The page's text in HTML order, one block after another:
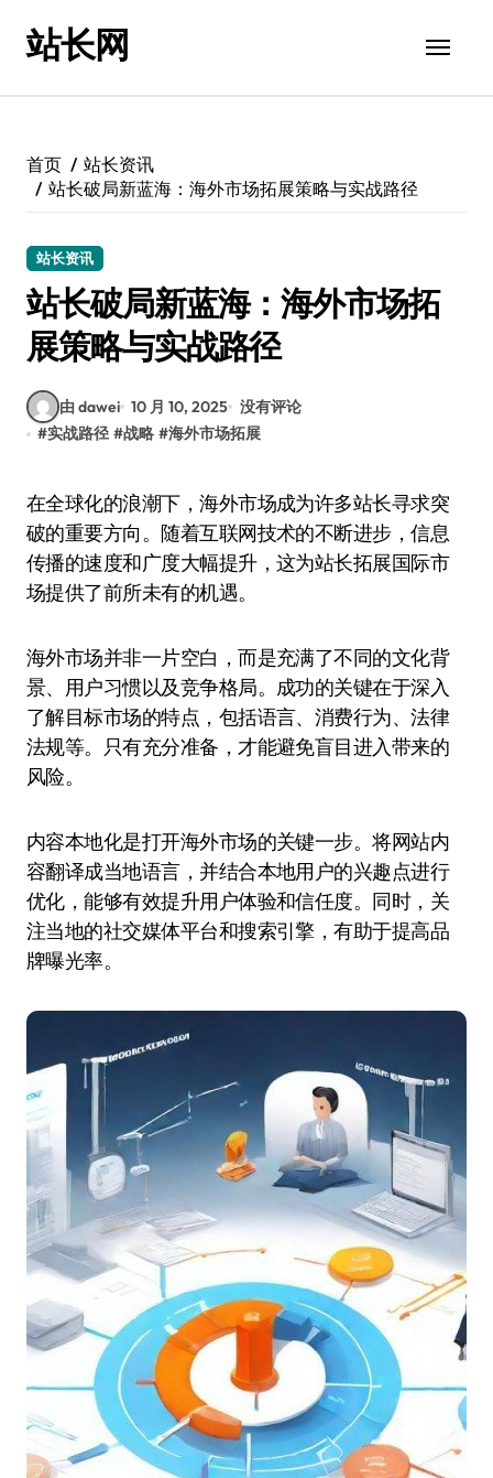
站长网
首页
站长资讯
站长破局新蓝海：海外市场拓展策略与实战路径
站长资讯
站长破局新蓝海：海外市场拓
展策略与实战路径
由 dawei 10 月 10, 2025 没有评论
#实战路径 #战略 #海外市场拓展
在全球化的浪潮下，海外市场成为许多站长寻求突
破的重要方向。随着互联网技术的不断进步，信息
传播的速度和广度大幅提升，这为站长拓展国际市
场提供了前所未有的机遇。
海外市场并非一片空白，而是充满了不同的文化背
景、用户习惯以及竞争格局。成功的关键在于深入
了解目标市场的特点，包括语言、消费行为、法律
法规等。只有充分准备，才能避免盲目进入带来的
风险。
内容本地化是打开海外市场的关键一步。将网站内
容翻译成当地语言，并结合本地用户的兴趣点进行
优化，能够有效提升用户体验和信任度。同时，关
注当地的社交媒体平台和搜索引擎，有助于提高品
牌曝光率。